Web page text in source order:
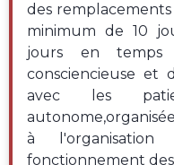
des
minimum de 10
jours en temps
consciencieuse et
avec les
à
fonctionnement des